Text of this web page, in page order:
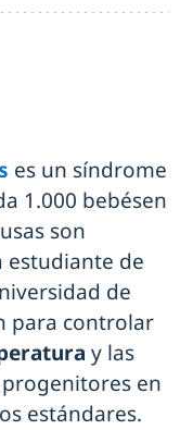
es un síndrome
1.000 bebésen
son
estudiante de
de
para controlar
y las
en
estándares.